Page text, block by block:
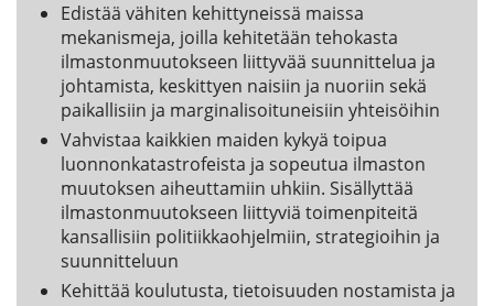
Edistää vähiten kehittyneissä maissa
mekanismeja, joilla kehitetään tehokasta
ilmastonmuutokseen liittyvää suunnittelua ja
johtamista, keskittyen naisiin ja nuoriin sekä
paikallisiin ja marginalisoituneisiin yhteisöihin
Vahvistaa kaikkien maiden kykyä toipua
luonnonkatastrofeista ja sopeutua ilmaston
muutoksen aiheuttamiin uhkiin. Sisällyttää
ilmastonmuutokseen liittyviä toimenpiteitä
kansallisiin politiikkaohjelmiin, strategioihin ja
suunnitteluun
Kehittää koulutusta, tietoisuuden nostamista ja